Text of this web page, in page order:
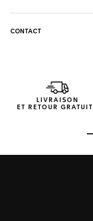
Au cœur de la montre,
Le bracelet en acier
système de réglage
qu’ergonomique au
CONTACT
LIVRAISON
ET RETOUR